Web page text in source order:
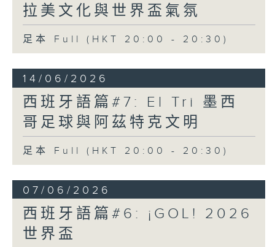
拉美文化與世界盃氣氛
足本 Full (HKT 20:00 - 20:30)
14/06/2026
西班牙語篇#7: El Tri 墨西
哥足球與阿茲特克文明
足本 Full (HKT 20:00 - 20:30)
07/06/2026
西班牙語篇#6: ¡GOL! 2026
世界盃